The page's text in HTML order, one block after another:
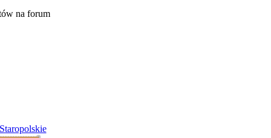
na forum